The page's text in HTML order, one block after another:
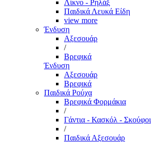
Λίκνο - Ρηλάξ
Παιδικά Λευκά Είδη
view more
Ένδυση
Αξεσουάρ
/
Βρεφικά
Ένδυση
Αξεσουάρ
Βρεφικά
Παιδικά Ρούχα
Βρεφικά Φορμάκια
/
Γάντια - Κασκόλ - Σκούφοι
/
Παιδικά Αξεσουάρ